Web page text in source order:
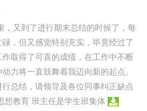
又到了进行期末总结的时候了，每
，但又感觉特别充实，毕竟经过了
取得了可喜的成绩，在工作中不断
力将一直鼓舞着我迈向新的起点。
总结，请领导及各位同事纠正缺点
想教育 班主任是学生班集体